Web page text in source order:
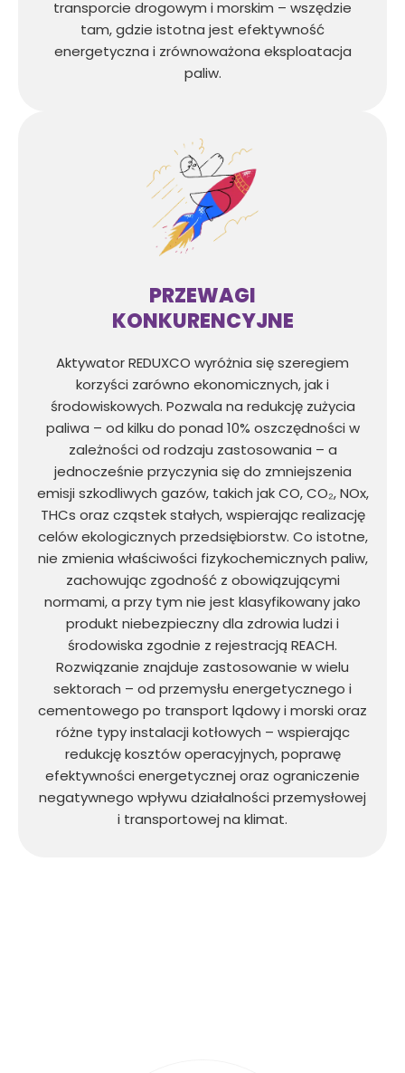
transporcie drogowym i morskim – wszędzie
tam, gdzie istotna jest efektywność
energetyczna i zrównoważona eksploatacja
paliw.
PRZEWAGI
KONKURENCYJNE
Aktywator REDUXCO wyróżnia się szeregiem
korzyści zarówno ekonomicznych, jak i
środowiskowych. Pozwala na redukcję zużycia
paliwa – od kilku do ponad 10% oszczędności w
zależności od rodzaju zastosowania – a
jednocześnie przyczynia się do zmniejszenia
emisji szkodliwych gazów, takich jak CO, CO₂, NOx,
THCs oraz cząstek stałych, wspierając realizację
celów ekologicznych przedsiębiorstw. Co istotne,
nie zmienia właściwości fizykochemicznych paliw,
zachowując zgodność z obowiązującymi
normami, a przy tym nie jest klasyfikowany jako
produkt niebezpieczny dla zdrowia ludzi i
środowiska zgodnie z rejestracją REACH.
Rozwiązanie znajduje zastosowanie w wielu
sektorach – od przemysłu energetycznego i
cementowego po transport lądowy i morski oraz
różne typy instalacji kotłowych – wspierając
redukcję kosztów operacyjnych, poprawę
efektywności energetycznej oraz ograniczenie
negatywnego wpływu działalności przemysłowej
i transportowej na klimat.